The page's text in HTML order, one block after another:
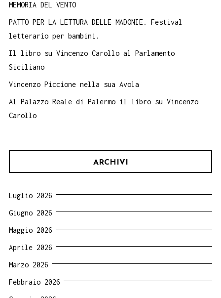
MEMORIA DEL VENTO
PATTO PER LA LETTURA DELLE MADONIE. Festival
letterario per bambini.
Il libro su Vincenzo Carollo al Parlamento
Siciliano
Vincenzo Piccione nella sua Avola
Al Palazzo Reale di Palermo il libro su Vincenzo
Carollo
ARCHIVI
Luglio 2026
Giugno 2026
Maggio 2026
Aprile 2026
Marzo 2026
Febbraio 2026